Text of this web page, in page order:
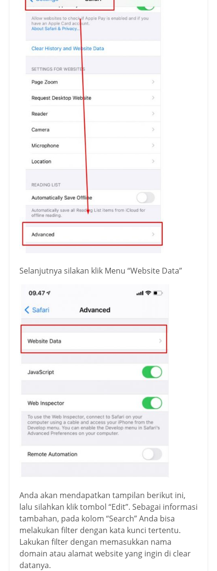
Selanjutnya silakan klik Menu “Website Data”
Anda akan mendapatkan tampilan berikut ini,
lalu silahkan klik tombol “Edit”. Sebagai informasi
tambahan, pada kolom “Search” Anda bisa
melakukan filter dengan kata kunci tertentu.
Lakukan filter dengan memasukkan nama
domain atau alamat website yang ingin di clear
datanya.